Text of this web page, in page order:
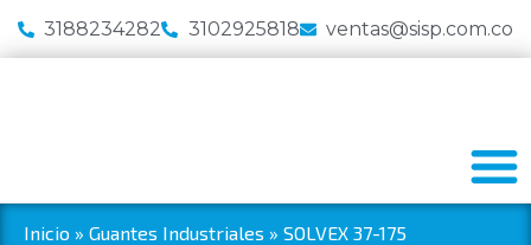
3188234282 3102925818 ventas@sisp.com.co
Inicio » Guantes Industriales » SOLVEX 37-175